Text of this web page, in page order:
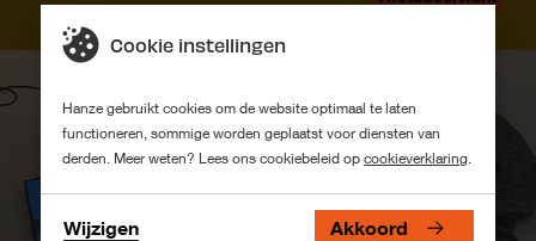
Cookie instellingen
Hanze gebruikt cookies om de website optimaal te laten
functioneren, sommige worden geplaatst voor diensten van
derden. Meer weten? Lees ons cookiebeleid opcookieverklaring.
Wijzigen Akkoord